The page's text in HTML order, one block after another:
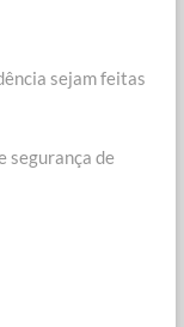
sejam feitas
segurança de